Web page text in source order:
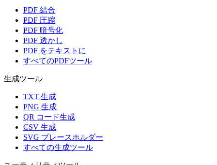
PDF 結合
PDF 圧縮
PDF 暗号化
PDF 透かし
PDF をテキストに
すべてのPDFツール
生成ツール
TXT 生成
PNG 生成
QR コード生成
CSV 生成
SVG プレースホルダー
すべての生成ツール